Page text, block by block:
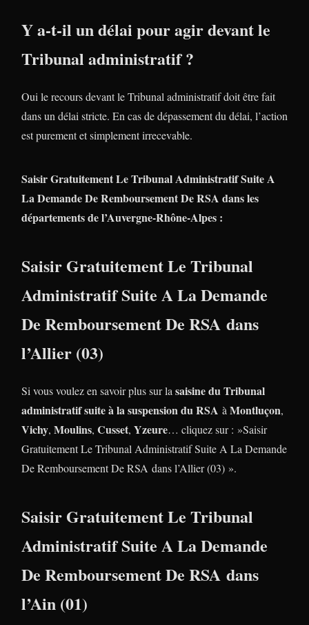
Y a-t-il un délai pour agir devant le
Tribunal administratif ?
Oui le recours devant le Tribunal administratif doit être fait
dans un délai stricte. En cas de dépassement du délai, l’action
est purement et simplement irrecevable.
Saisir Gratuitement Le Tribunal Administratif Suite A
La Demande De Remboursement De RSA dans les
départements de l’Auvergne-Rhône-Alpes :
Saisir Gratuitement Le Tribunal
Administratif Suite A La Demande
De Remboursement De RSA dans
l’Allier (03)
Si vous voulez en savoir plus sur la saisine du Tribunal
administratif suite à la suspension du RSA à Montluçon,
Vichy, Moulins, Cusset, Yzeure… cliquez sur : »Saisir
Gratuitement Le Tribunal Administratif Suite A La Demande
De Remboursement De RSA dans l’Allier (03) ».
Saisir Gratuitement Le Tribunal
Administratif Suite A La Demande
De Remboursement De RSA dans
l’Ain (01)